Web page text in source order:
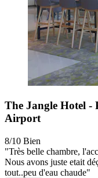
The Jangle Hotel -
Airport
8/10 Bien
"Très belle chambre,
Nous avons juste etait
tout..peu d'eau chaude"